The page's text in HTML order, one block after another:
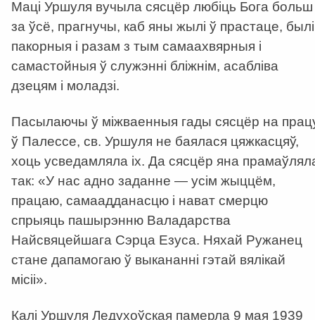
Маці Уршуля вучыла сясцёр любіць Бога больш
за ўсё, прагнучы, каб яны жылі ў прастаце, былі
пакорныя і разам з тым самаахвярныя і
самастойныя ў служэнні бліжнім, асабліва
дзецям і моладзі.
Пасылаючы ў міжваенныя гады сясцёр на
ў Палессе, св. Уршуля не баялася цяжкасцяў,
хоць усведамляла іх. Да сясцёр яна
так: «У нас адно заданне — усім жыццём,
працаю, самаадданасцю і нават смерцю
спрыяць пашырэнню Валадарства
Найсвяцейшага Сэрца Езуса. Няхай Ружанец
стане дапамогаю ў выкананні гэтай вялікай
місіі».
Калі Уршуля Ледухоўская памерла 9 мая 1939